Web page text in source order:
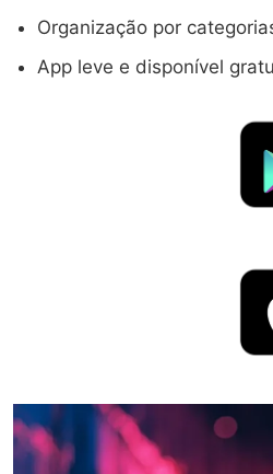
Organização por
App leve e disponível